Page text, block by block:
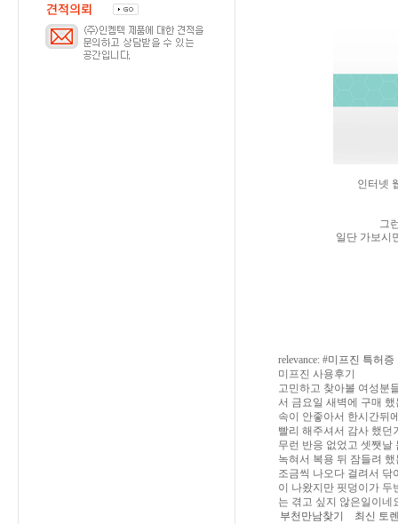
인터넷
그
일단 가보시
relevance: #미프진 특허증
미프진 사용후기
고민하고 찾아볼 여성분
서 금요일 새벽에 구매
속이 안좋아서 한시간뒤
빨리 해주셔서 감사 했던
무런 반응 없었고 셋쨋날
녹혀서 복용 뒤 잠들려
조금씩 나오다 걸려서 닦
이 나왔지만 핏덩이가 두
는 겪고 싶지 않은일이네
부천만남찾기
최신 토